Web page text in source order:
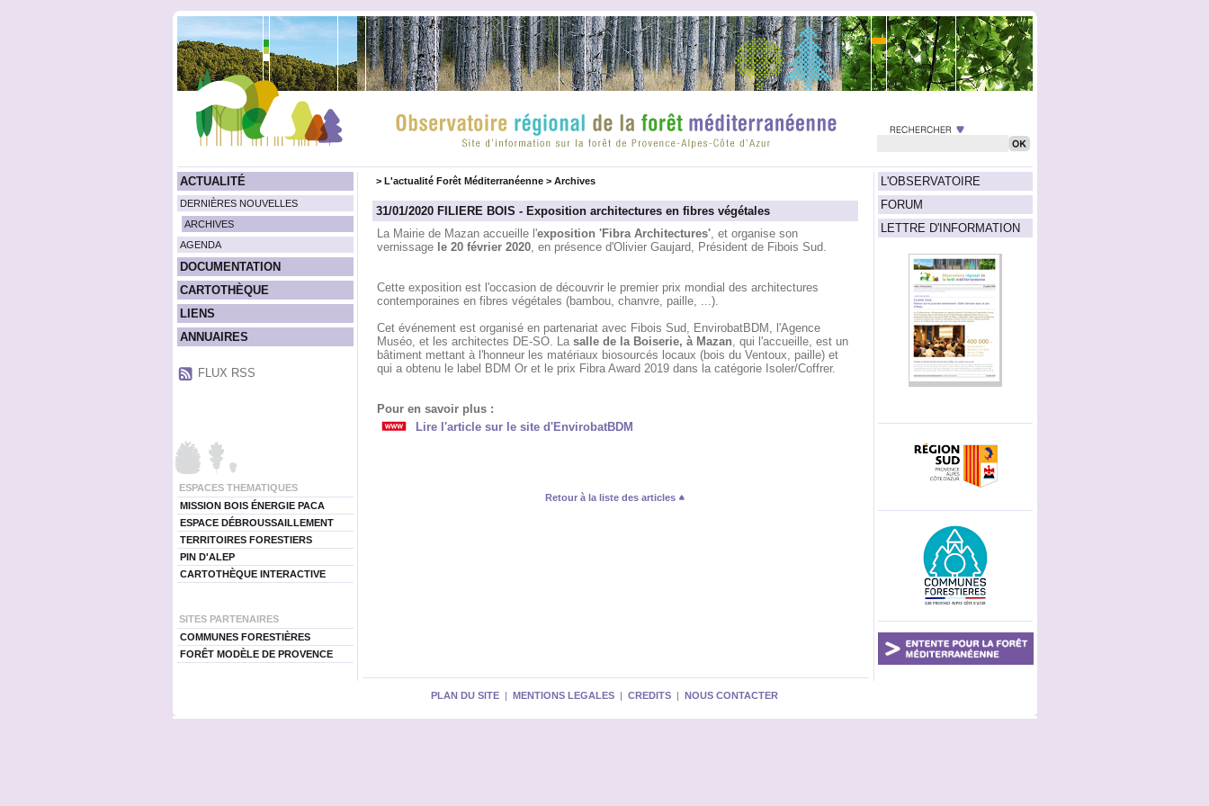
ACTUALITÉ
DERNIÈRES NOUVELLES
ARCHIVES
AGENDA
DOCUMENTATION
CARTOTHÈQUE
LIENS
ANNUAIRES
FLUX RSS
ESPACES THEMATIQUES
MISSION BOIS ÉNERGIE PACA
ESPACE DÉBROUSSAILLEMENT
TERRITOIRES FORESTIERS
PIN D'ALEP
CARTOTHÈQUE INTERACTIVE
SITES PARTENAIRES
COMMUNES FORESTIÈRES
FORÊT MODÈLE DE PROVENCE
L'OBSERVATOIRE
FORUM
LETTRE D'INFORMATION
> L'actualité Forêt Méditerranéenne> Archives
31/01/2020 FILIERE BOIS - Exposition architectures en fibres végétales
La Mairie de Mazan accueille l'exposition 'Fibra Architectures', et organise son
vernissage le 20 février 2020, en présence d'Olivier Gaujard, Président de Fibois Sud.
Cette exposition est l'occasion de découvrir le premier prix mondial des architectures
contemporaines en fibres végétales (bambou, chanvre, paille, ...).
Cet événement est organisé en partenariat avec Fibois Sud, EnvirobatBDM, l'Agence
Muséo, et les architectes DE-SO. La salle de la Boiserie, à Mazan, qui l'accueille, est un
bâtiment mettant à l'honneur les matériaux biosourcés locaux (bois du Ventoux, paille) et
qui a obtenu le label BDM Or et le prix Fibra Award 2019 dans la catégorie Isoler/Coffrer.
Pour en savoir plus :
Lire l'article sur le site d'EnvirobatBDM
Retour à la liste des articles
PLAN DU SITE | MENTIONS LEGALES | CREDITS | NOUS CONTACTER